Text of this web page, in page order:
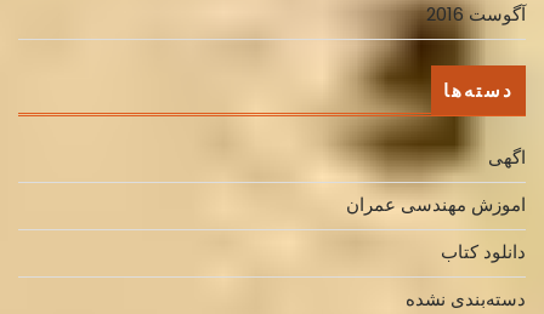
آگوست 2016
دسته‌ها
اگهی
اموزش مهندسی عمران
دانلود کتاب
دسته‌بندی نشده